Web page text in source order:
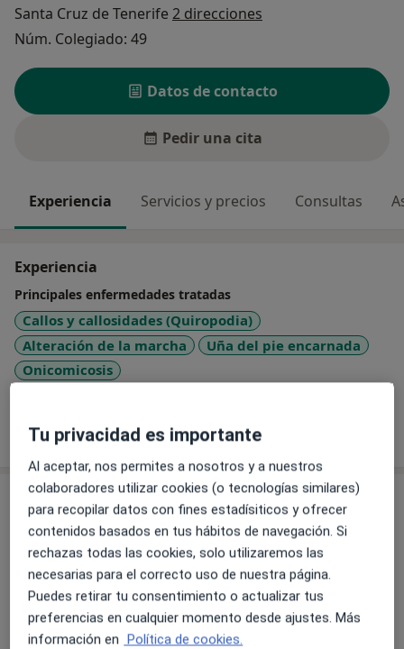
Santa Cruz de Tenerife 2 direcciones
Núm. Colegiado: 49
Datos de contacto
Pedir una cita
Experiencia Servicios y precios Consultas
Experiencia
Principales enfermedades tratadas
Callos y callosidades (Quiropodia)
Alteración de la marcha
Uña del pie encarnada
Onicomicosis
Mostrar más detallessobre la experiencia
Servicios y precios
Primera visita Podología
Detalles
Análisis de la marcha
Detalles
Tu privacidad es importante
Al aceptar, nos permites a nosotros y a nuestros
colaboradores utilizar cookies (o tecnologías similares)
para recopilar datos con fines estadísiticos y ofrecer
contenidos basados en tus hábitos de navegación. Si
rechazas todas las cookies, solo utilizaremos las
necesarias para el correcto uso de nuestra página.
Puedes retirar tu consentimiento o actualizar tus
preferencias en cualquier momento desde ajustes. Más
información en Política de cookies.